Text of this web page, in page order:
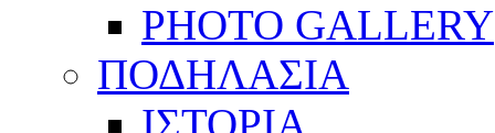
PHOTO GALLERY
ΠΟΔΗΛΑΣΙΑ